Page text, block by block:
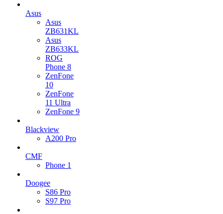
Asus
Asus
ZB631KL
Asus
ZB633KL
ROG
Phone 8
ZenFone
10
ZenFone
11 Ultra
ZenFone 9
Blackview
A200 Pro
CMF
Phone 1
Doogee
S86 Pro
S97 Pro